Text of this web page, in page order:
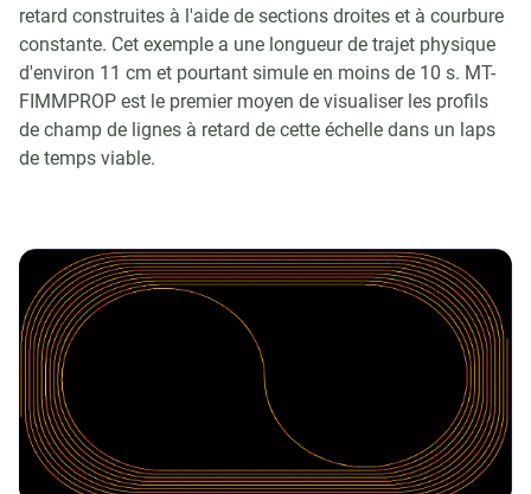
retard construites à l'aide de sections droites et à courbure
constante. Cet exemple a une longueur de trajet physique
d'environ 11 cm et pourtant simule en moins de 10 s. MT-
FIMMPROP est le premier moyen de visualiser les profils
de champ de lignes à retard de cette échelle dans un laps
de temps viable.